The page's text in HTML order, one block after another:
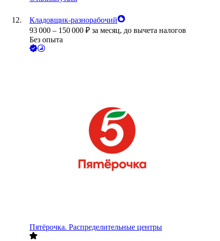
Кладовщик-разнорабочий
93 000 – 150 000 ₽ за месяц, до вычета налогов
Без опыта
Пятёрочка. Распределительные центры